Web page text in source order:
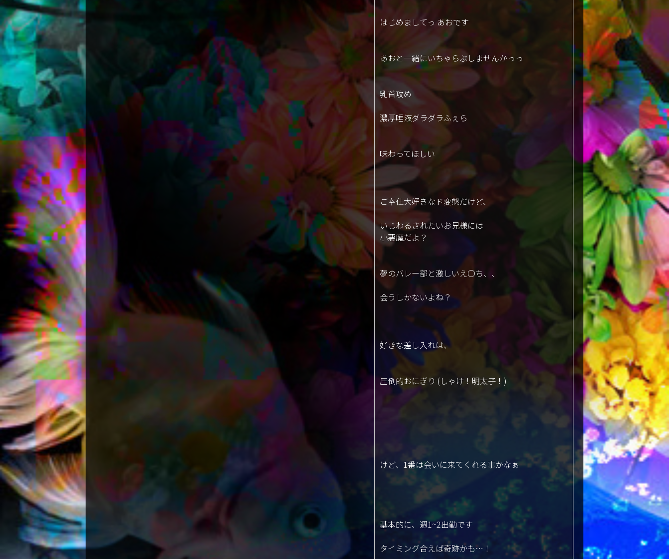
はじめましてっ あおです
あおと一緒にいちゃらぶしませんかっっ
乳首攻め
濃厚唾液ダラダラふぇら
味わってほしい
ご奉仕大好きなド変態だけど、
いじわるされたいお兄様には
小悪魔だよ？
夢のバレー部と激しいえ〇ち、、
会うしかないよね？
好きな差し入れは、
圧倒的おにぎり (しゃけ！明太子！)
けど、1番は会いに来てくれる事かなぁ‪‪
基本的に、週1~2出勤です
タイミング合えば奇跡かも…！